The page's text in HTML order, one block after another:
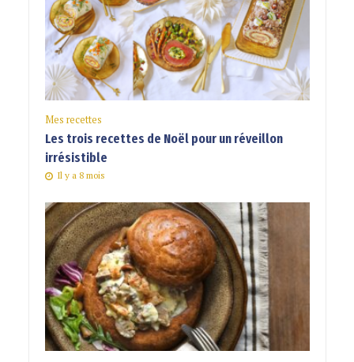
Mes recettes
Les trois recettes de Noël pour un réveillon
irrésistible
Il y a 8 mois